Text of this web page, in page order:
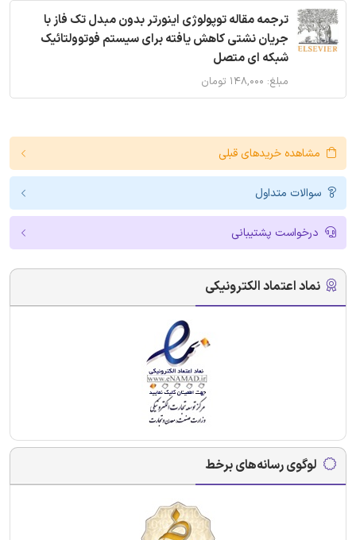
ترجمه مقاله توپولوژی اینورتر بدون مبدل تک فاز با
جریان نشتی کاهش یافته برای سیستم فوتوولتائیک
شبکه ای متصل
مبلغ: ۱۴۸,۰۰۰ تومان
مشاهده خریدهای قبلی
سوالات متداول
درخواست پشتیبانی
نماد اعتماد الکترونیکی
لوگوی رسانه‌های برخط